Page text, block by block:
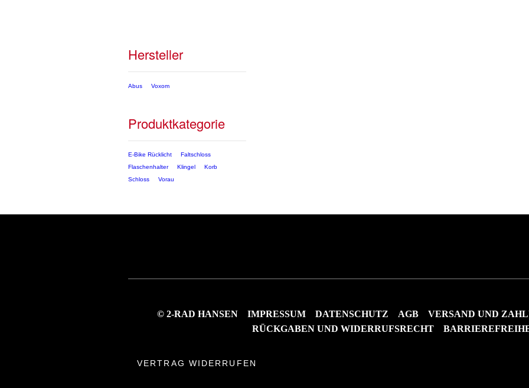
Hersteller
Abus Voxom
Produktkategorie
E-Bike Rücklicht
Faltschloss
Flaschenhalter
Klingel
Korb
Schloss
Vorau
© 2-RAD HANSEN IMPRESSUM DATENSCHUTZ AGB
VERSAND UND
RÜCKGABEN UND WIDERRUFSRECHT
VERTRAG WIDERRUFEN